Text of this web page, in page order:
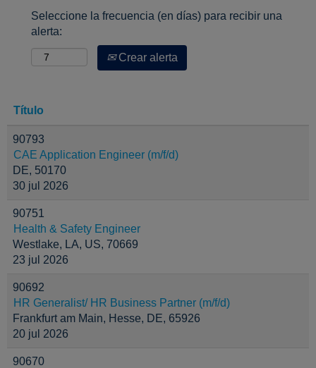
Seleccione la frecuencia (en días) para recibir una
alerta:
Crear alerta
Título
90793
CAE Application Engineer (m/f/d)
DE, 50170
30 jul 2026
90751
Health & Safety Engineer
Westlake, LA, US, 70669
23 jul 2026
90692
HR Generalist/ HR Business Partner (m/f/d)
Frankfurt am Main, Hesse, DE, 65926
20 jul 2026
90670